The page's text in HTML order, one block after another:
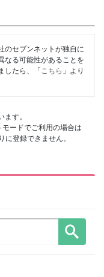
のセブンネットが独自に
なる可能性があることを
したら、「 こちら 」より
ます。
ードでご利用の場合は
登録できません。